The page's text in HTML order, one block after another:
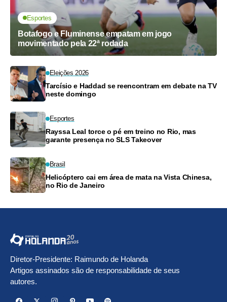
Esportes
Botafogo e Fluminense empatam em jogo
movimentado pela 22ª rodada
Eleições 2026
Tarcísio e Haddad se reencontram em debate na TV
neste domingo
Esportes
Rayssa Leal torce o pé em treino no Rio, mas
garante presença no SLS Takeover
Brasil
Helicóptero cai em área de mata na Vista Chinesa,
no Rio de Janeiro
Diretor-Presidente: Raimundo de Holanda
Artigos assinados são de responsabilidade de seus
autores.